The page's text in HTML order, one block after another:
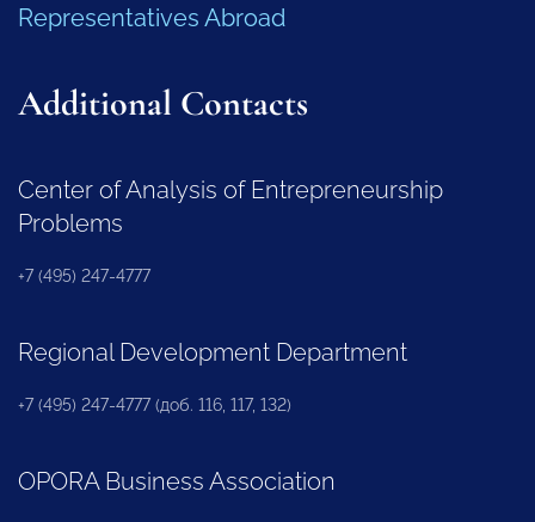
Representatives Abroad
Additional Contacts
Center of Analysis of Entrepreneurship
Problems
+7 (495) 247-4777
Regional Development Department
+7 (495) 247-4777 (доб. 116, 117, 132)
OPORA Business Association